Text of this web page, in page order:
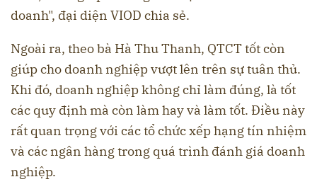
doanh", đại diện VIOD chia sẻ.
Ngoài ra, theo bà Hà Thu Thanh, QTCT tốt còn
giúp cho doanh nghiệp vượt lên trên sự tuân thủ.
Khi đó, doanh nghiệp không chỉ làm đúng, là tốt
các quy định mà còn làm hay và làm tốt. Điều này
rất quan trọng với các tổ chức xếp hạng tín nhiệm
và các ngân hàng trong quá trình đánh giá doanh
nghiệp.